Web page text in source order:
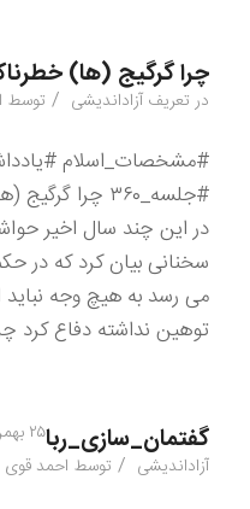
چرا گرگیج (ها)
در تعریف آزاداندیشی / توسط
#جلسه_۳۶۰ چرا
در این چند سال اخیر
سخنانی بیان کرد که در
می رسد به هیچ وجه نباید
توهین نداشته دفاع کرد
گفتمان_سازی_ربا۲۵ بهمن ۱۳۹۹
آزاداندیشی / توسط احمد قوی